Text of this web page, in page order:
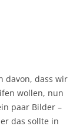
davon, dass wir
wollen, nun
paar Bilder –
das sollte in